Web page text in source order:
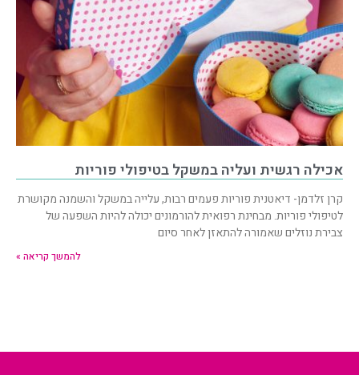
אכילה רגשית ועליה במשקל בטיפולי פוריות
קרן זלדמן- דיאטנית פוריות פעמים רבות, עלייה במשקל והשמנה מקושרת
לטיפולי פוריות. מבחינת רפואית להורמונים יכולה להיות השפעה של
צבירת נוזלים שאמורה להתאזן לאחר סיום
להמשך קריאה »